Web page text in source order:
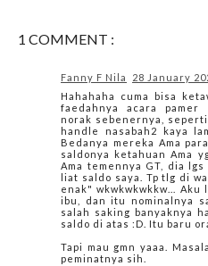
1 COMMENT :
Fanny F Nila
28 January
Hahahaha cuma bisa
faedahnya acara pamer
norak sebenernya,
handle nasabah2 kaya
Bedanya mereka Ama
saldonya ketahuan Ama
Ama temennya GT, dia lgs
liat saldo saya. Tp tlg di
enak" wkwkwkwkkw...
ibu, dan itu nominalnya
salah saking banyaknya
saldo di atas :D. Itu baru
Tapi mau gmn yaaa.
peminatnya sih.